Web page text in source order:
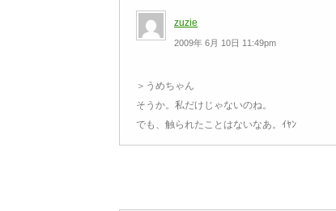
zuzie
2009年 6月 10日 11:49pm
＞うめちゃん
そうか。私だけじゃないのね。
でも、触られたことはないなあ。ｲﾔﾝ